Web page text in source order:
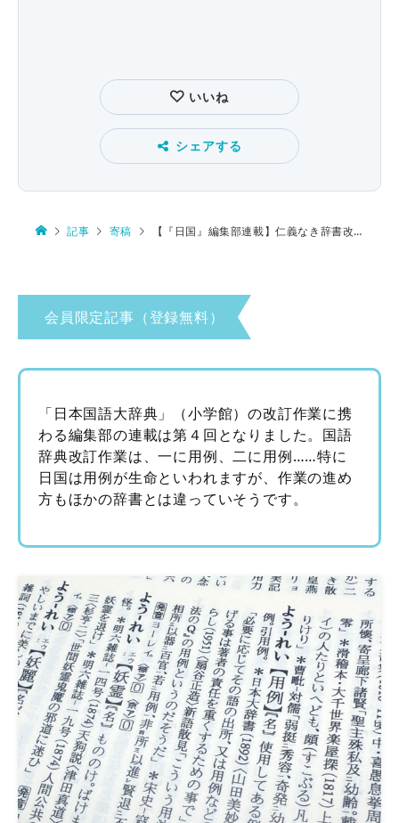
いいね
シェアする
記事 寄稿 【『日国』編集部連載】仁義なき辞書改訂 第４回 一に用例、二に用例、三四も用例、五も用例
会員限定記事（登録無料）
「日本国語大辞典」（小学館）の改訂作業に携
わる編集部の連載は第４回となりました。国語
辞典改訂作業は、一に用例、二に用例……特に
日国は用例が生命といわれますが、作業の進め
方もほかの辞書とは違っていそうです。